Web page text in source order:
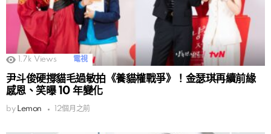
1.7k Views 電視
尹斗俊硬撐貓毛過敏拍《養貓權戰爭》！金瑟琪再續前緣
感恩、笑曝 10 年變化
by Lemon 12個月之前